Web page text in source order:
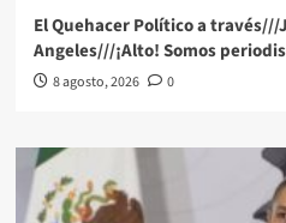
El Quehacer Político a
Angeles///¡Alto! Somos
8 agosto, 2026 0